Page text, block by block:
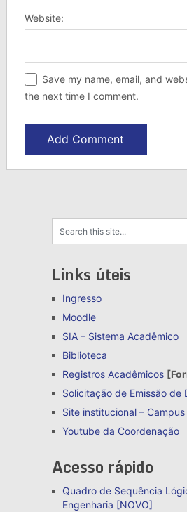
Website:
Save my name, email, and
the next time I comment.
Links úteis
Ingresso
Moodle
SIA – Sistema Acadêmico
Biblioteca
Registros Acadêmicos
Solicitação de Emissão de
Site institucional –
Youtube da Coordenação
Acesso rápido
Quadro de Sequência
Engenharia [NOVO]